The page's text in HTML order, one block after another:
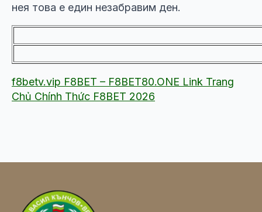
нея това е един незабравим ден.
f8betv.vip F8BET – F8BET80.ONE Link Trang
Chủ Chính Thức F8BET 2026